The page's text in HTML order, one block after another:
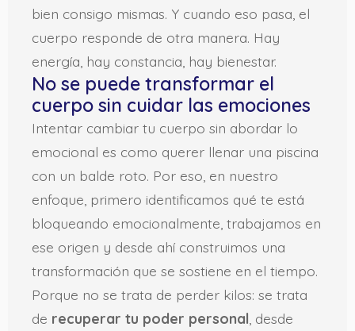
bien consigo mismas. Y cuando eso pasa, el
cuerpo responde de otra manera. Hay
energía, hay constancia, hay bienestar.
No se puede transformar el
cuerpo sin cuidar las emociones
Intentar cambiar tu cuerpo sin abordar lo
emocional es como querer llenar una piscina
con un balde roto. Por eso, en nuestro
enfoque, primero identificamos qué te está
bloqueando emocionalmente, trabajamos en
ese origen y desde ahí construimos una
transformación que se sostiene en el tiempo.
Porque no se trata de perder kilos: se trata
de recuperar tu poder personal , desde